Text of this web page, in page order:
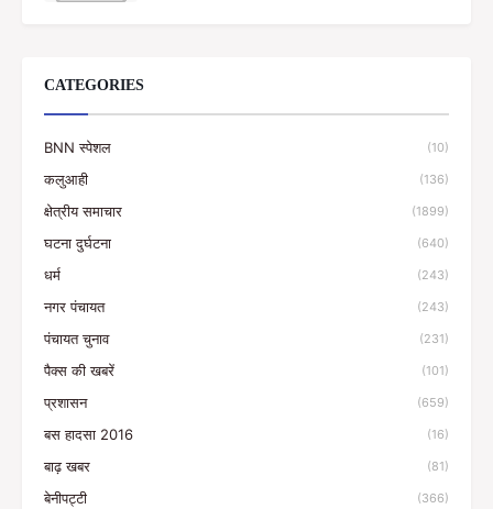
CATEGORIES
BNN स्पेशल (10)
कलुआही (136)
क्षेत्रीय समाचार (1899)
घटना दुर्घटना (640)
धर्म (243)
नगर पंचायत (243)
पंचायत चुनाव (231)
पैक्स की खबरें (101)
प्रशासन (659)
बस हादसा 2016 (16)
बाढ़ खबर (81)
बेनीपट्टी (366)